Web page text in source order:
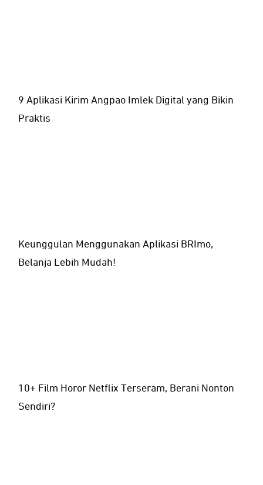
9 Aplikasi Kirim Angpao Imlek Digital yang Bikin
Praktis
Keunggulan Menggunakan Aplikasi BRImo,
Belanja Lebih Mudah!
10+ Film Horor Netflix Terseram, Berani Nonton
Sendiri?